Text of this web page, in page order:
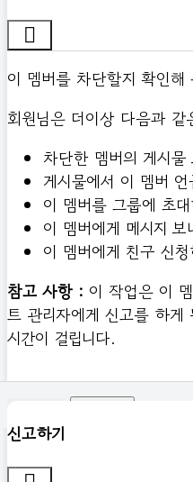
이 멤버를 차단할지 확인해
회원님은 더이상 다음과
차단한 멤버의 게시물
게시물에서 이 멤버 언
이 멤버를 그룹에 초
이 멤버에게 메시지 보
이 멤버에게 친구 신청
참고 사항 : 이 작업은 이
트 관리자에게 신고를 하게
시간이 걸립니다.
신고하기